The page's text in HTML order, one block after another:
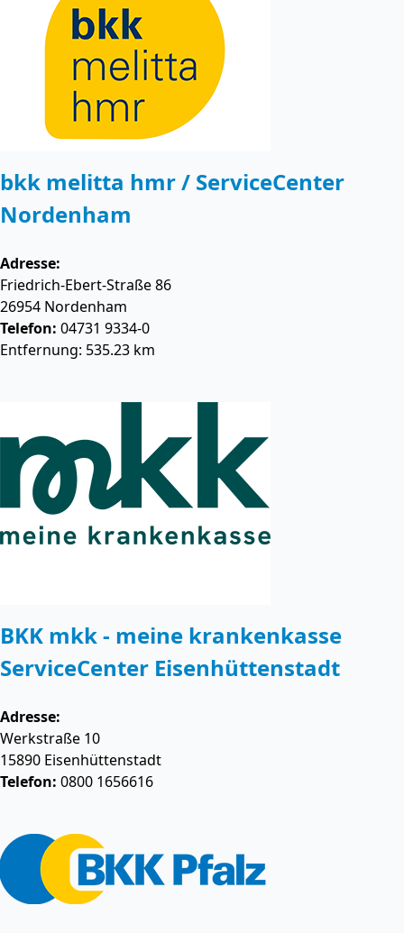
bkk melitta hmr / ServiceCenter
Nordenham
Adresse:
Friedrich-Ebert-Straße 86
26954 Nordenham
Telefon: 04731 9334-0
Entfernung: 535.23 km
BKK mkk - meine krankenkasse
ServiceCenter Eisenhüttenstadt
Adresse:
Werkstraße 10
15890 Eisenhüttenstadt
Telefon: 0800 1656616